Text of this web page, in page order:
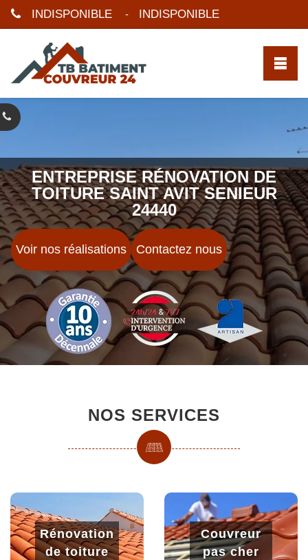
INDISPONIBLE - INDISPONIBLE
ENTREPRISE RÉNOVATION DE
TOITURE SAINT AVIT SENIEUR
24440
Voir nos réalisations Contactez nous
NOS SERVICES
Rénovation
de toiture
Couvreur
pas cher